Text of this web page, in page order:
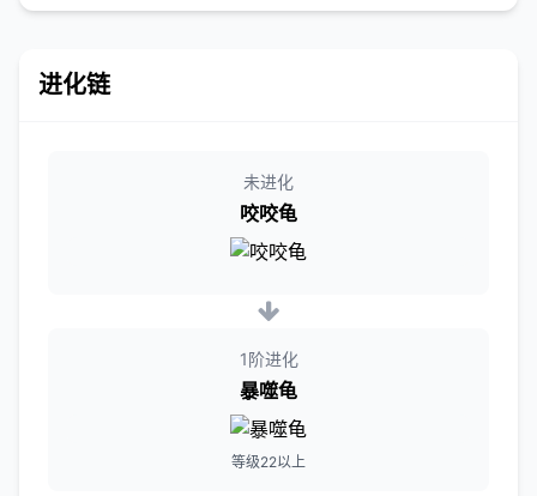
进化链
未进化
咬咬龟
1阶进化
暴噬龟
等级22以上